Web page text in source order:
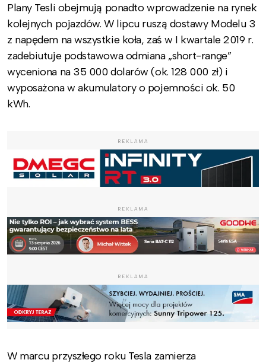
Plany Tesli obejmują ponadto wprowadzenie na rynek
kolejnych pojazdów. W lipcu ruszą dostawy Modelu 3
z napędem na wszystkie koła, zaś w I kwartale 2019 r.
zadebiutuje podstawowa odmiana „short-range”
wyceniona na 35 000 dolarów (ok. 128 000 zł) i
wyposażona w akumulatory o pojemności ok. 50
kWh.
REKLAMA
REKLAMA
REKLAMA
W marcu przyszłego roku Tesla zamierza